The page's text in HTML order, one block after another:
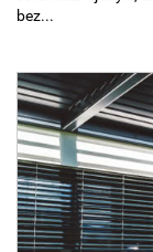
bez...